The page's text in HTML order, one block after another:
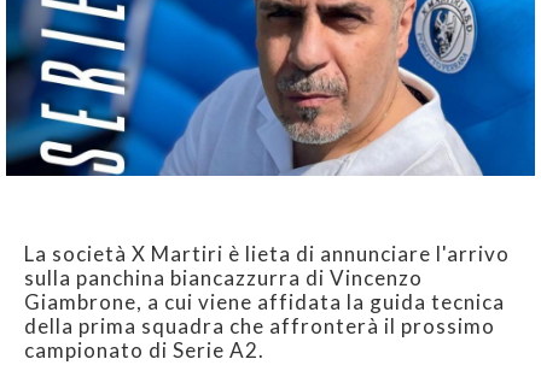
La società X Martiri è lieta di annunciare l'arrivo
sulla panchina biancazzurra di Vincenzo
Giambrone, a cui viene affidata la guida tecnica
della prima squadra che affronterà il prossimo
campionato di Serie A2.